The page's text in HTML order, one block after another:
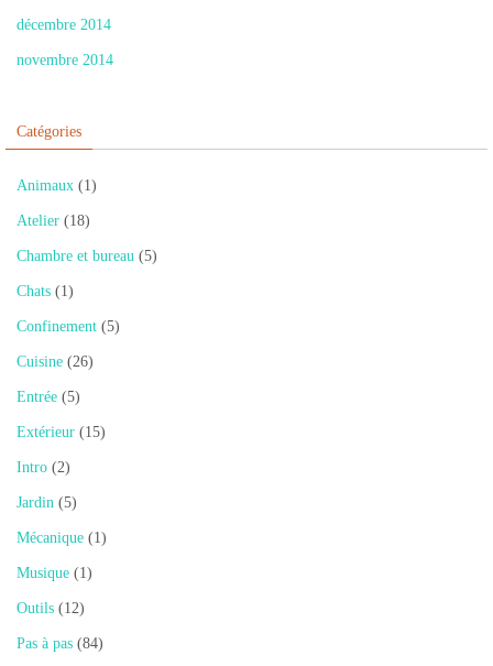
décembre 2014
novembre 2014
Catégories
Animaux (1)
Atelier (18)
Chambre et bureau (5)
Chats (1)
Confinement (5)
Cuisine (26)
Entrée (5)
Extérieur (15)
Intro (2)
Jardin (5)
Mécanique (1)
Musique (1)
Outils (12)
Pas à pas (84)